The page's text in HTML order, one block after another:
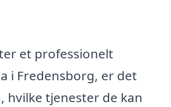
et professionelt
i Fredensborg, er det
hvilke tjenester de kan